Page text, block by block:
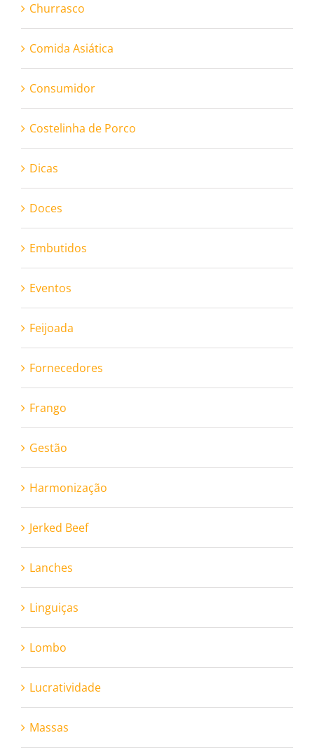
Churrasco
Comida Asiática
Consumidor
Costelinha de Porco
Dicas
Doces
Embutidos
Eventos
Feijoada
Fornecedores
Frango
Gestão
Harmonização
Jerked Beef
Lanches
Linguiças
Lombo
Lucratividade
Massas